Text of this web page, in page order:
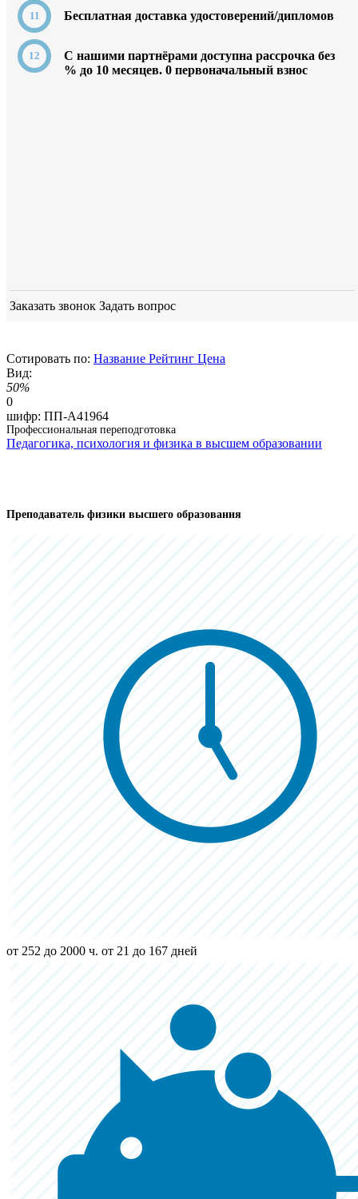
Бесплатная доставка удостоверений/дипломов
C нашими партнёрами доступна рассрочка без
% до 10 месяцев. 0первоначальный взнос
Заказать звонок Задать вопрос
Сотировать по: Название Рейтинг Цена
Вид:
50%
0
шифр: ПП-А41964
Профессиональная переподготовка
Педагогика, психология и физика в высшем образовании
Преподаватель физики высшего образования
от 252 до 2000 ч. от 21 до 167 дней